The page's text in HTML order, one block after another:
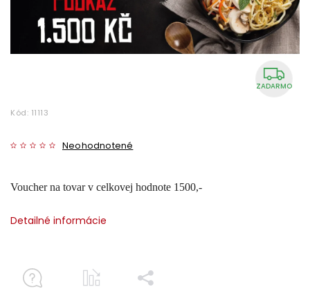
ZADARMO
Kód: 11113
Neohodnotené
Voucher na tovar v celkovej hodnote 1500,-
Detailné informácie